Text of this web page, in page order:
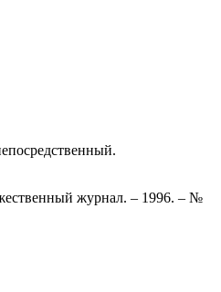
журнал. – 1996. – №